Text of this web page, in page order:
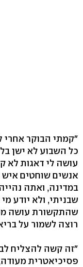
"קמתי הבוקר אחרי
כל השבוע לא ישן
עושה לי דאגות לא
אנשים שוחטים איש
במדינה, ואתה
שבניתי, ולא יודע
שהתקשורת עושה
רוצה לשמור על
"זה קשה להצליח
פסיכיאטרית